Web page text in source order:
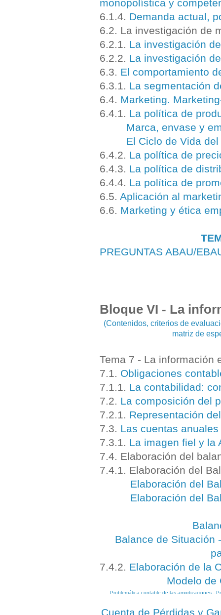
monopolística y
6.1.4. Demanda actual,
6.2. La investigación de
6.2.1. La investigación
6.2.2. La investigación
6.3. El comportamiento
6.3.1. La segmentación
6.4. Marketing.
6.4.1. La política de
Marca, envase y
El Ciclo de Vida
6.4.2. La política de
6.4.3. La política de
6.4.4. La política de
6.5. Aplicación al
6.6. Marketing y ética
PREGUNTAS ABAU/
Bloque VI - La
(Contenidos, criterios de
matriz de
Tema 7 - La información
7.1. Obligaciones
7.1.1. La contabilidad:
7.2. La composición del
7.2.1. Representación
7.3. Las cuentas
7.3.1. La imagen fiel y la
7.4. Elaboración del
7.4.1. Elaboración del
Elaboración del
Elaboración del
Balance de Situación
7.4.2. Elaboración de la
Modelo de
Problemática contable de las amortizaciones -
Cuenta de Pérdidas y